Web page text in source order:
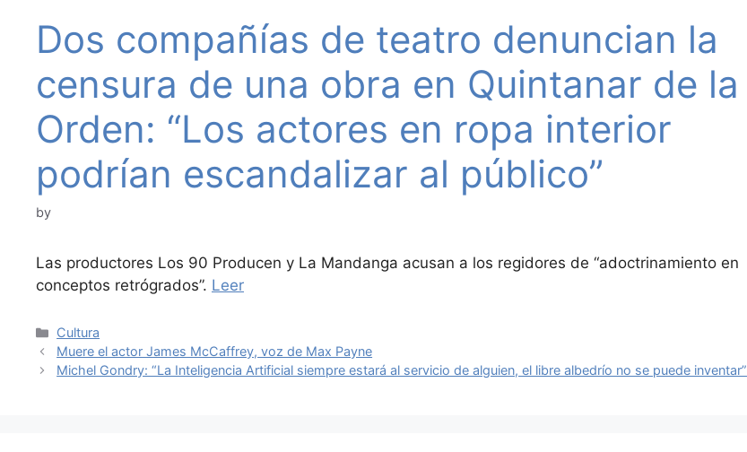
Dos compañías de teatro denuncian la
censura de una obra en Quintanar de la
Orden: “Los actores en ropa interior
podrían escandalizar al público”
by
Las productores Los 90 Producen y La Mandanga acusan a los regidores de “adoctrinamiento en
conceptos retrógrados”. Leer
Categories
Cultura
Muere el actor James McCaffrey, voz de Max Payne
Michel Gondry: “La Inteligencia Artificial siempre estará al servicio de alguien, el libre albedrío no se puede inventar”